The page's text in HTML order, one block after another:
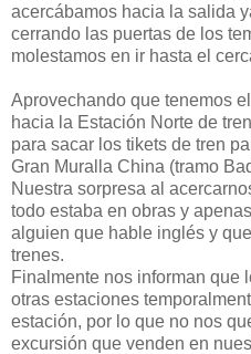
acercábamos hacia la salida
cerrando las puertas de los
molestamos en ir hasta el
Aprovechando que tenemos
hacia la Estación Norte de
para sacar los tikets de tren
Gran Muralla China (tramo
Nuestra sorpresa al
todo estaba en obras y
alguien que hable inglés y
trenes.
Finalmente nos informan que
otras estaciones
estación, por lo que no nos
excursión que venden en